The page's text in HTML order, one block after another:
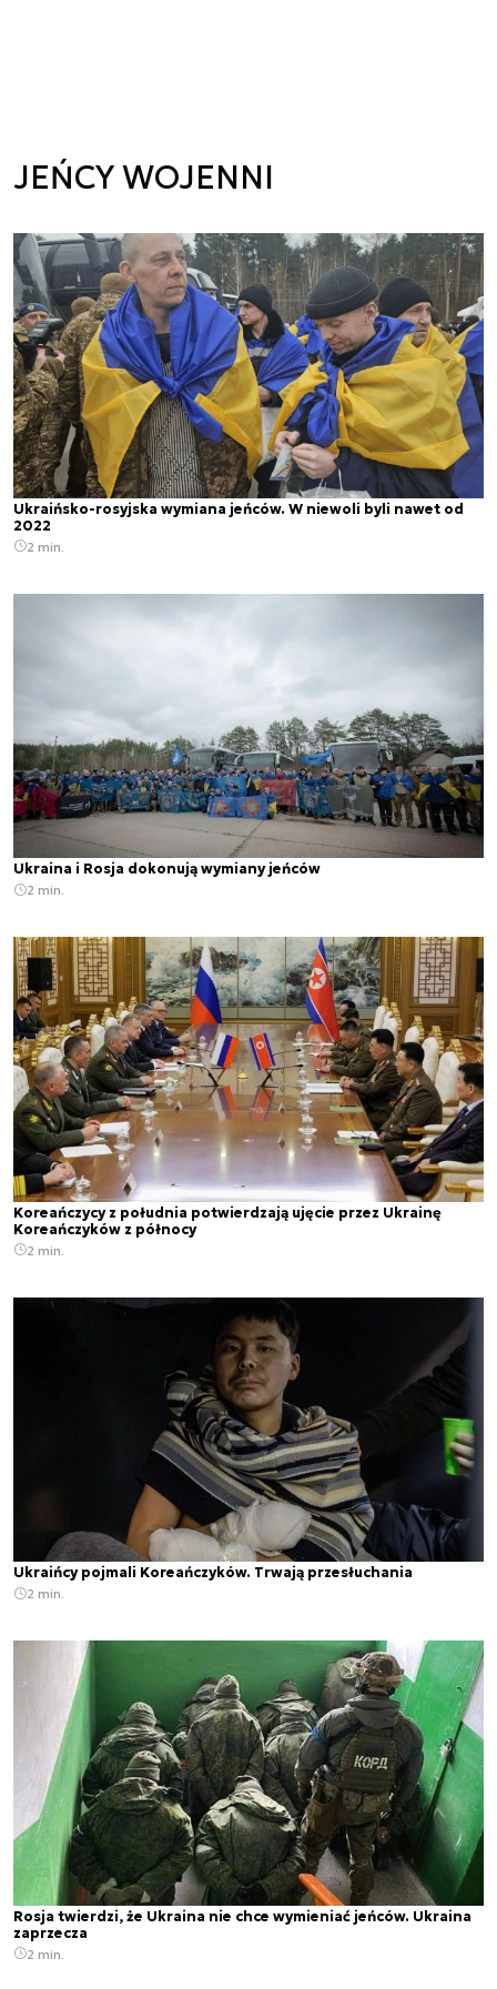
JEŃCY WOJENNI
Ukraińsko-rosyjska wymiana jeńców. W niewoli byli nawet od
2022
2 min.
Ukraina i Rosja dokonują wymiany jeńców
2 min.
Koreańczycy z południa potwierdzają ujęcie przez Ukrainę
Koreańczyków z północy
2 min.
Ukraińcy pojmali Koreańczyków. Trwają przesłuchania
2 min.
Rosja twierdzi, że Ukraina nie chce wymieniać jeńców. Ukraina
zaprzecza
2 min.